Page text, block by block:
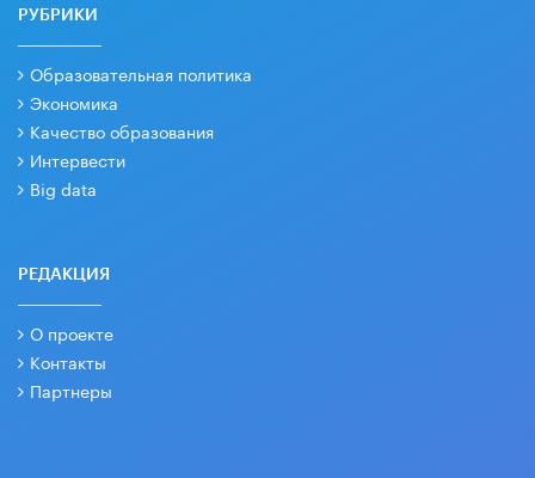
РУБРИКИ
Образовательная политика
Экономика
Качество образования
Интервести
Big data
РЕДАКЦИЯ
О проекте
Контакты
Партнеры